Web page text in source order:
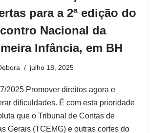
para a 2ª edição do
Nacional da
Infância, em BH
julho 18, 2025
2025 Promover direitos agora e
dificuldades. É com esta prioridade
que o Tribunal de Contas de
Gerais (TCEMG) e outras cortes do